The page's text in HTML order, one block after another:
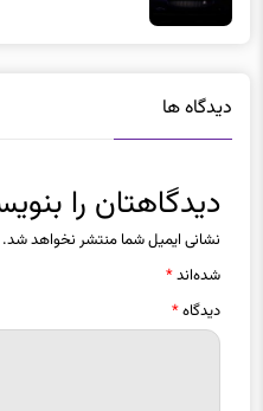
نشانی ایمیل شما منتشر نخواهد شد.
شده‌اند*
دیدگاه*